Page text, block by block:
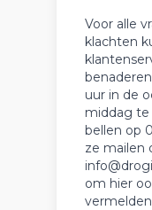
Voor alle
klachten
uur in de
middag te
bellen op
ze mailen
om hier